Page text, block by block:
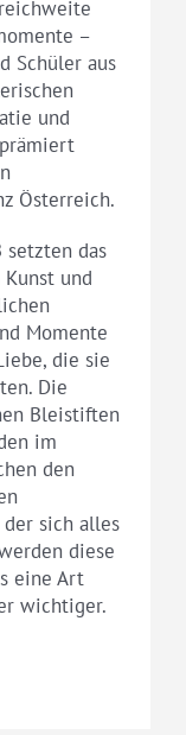
–
Schüler aus
und
Österreich.
setzten das
Kunst und
Momente
die sie
Die
Bleistiften
im
den
der sich alles
diese
eine Art
wichtiger.